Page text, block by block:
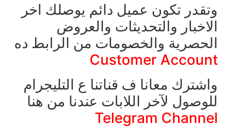
وتقدر تكون عميل دائم يوصلك اخر
الاخبار والتحديثات والعروض
الحصرية والخصومات من الرابط ده
Customer Account
واشترك معانا ف قناتنا ع التليجرام
للوصول لآخر اللابات عندنا من هنا
Telegram Channel